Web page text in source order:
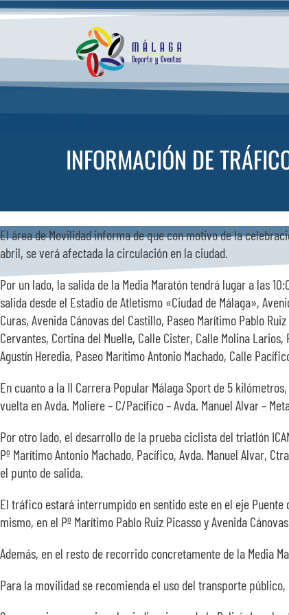
Saltar
INFORMACIÓN DE
El área de Movilidad informa de que con motivo de la
abril, se verá afectada la circulación en la ciudad.
Por un lado, la salida de la Media Maratón tendrá lugar a las
salida desde el Estadio de Atletismo «Ciudad de Málaga»,
Curas, Avenida Cánovas del Castillo, Paseo Marítimo Pablo
Cervantes, Cortina del Muelle, Calle Cister, Calle Molina
Agustín Heredia, Paseo Marítimo Antonio Machado, Calle
En cuanto a la II Carrera Popular Málaga Sport de 5
vuelta en Avda. Moliere – C/Pacífico – Avda. Manuel Alvar –
Por otro lado, el desarrollo de la prueba ciclista del triatlón
Pº Marítimo Antonio Machado, Pacífico, Avda. Manuel Alvar,
el punto de salida.
El tráfico estará interrumpido en sentido este en el eje Puente
mismo, en el Pº Marítimo Pablo Ruiz Picasso y Avenida
Además, en el resto de recorrido concretamente de la Media
Para la movilidad se recomienda el uso del transporte